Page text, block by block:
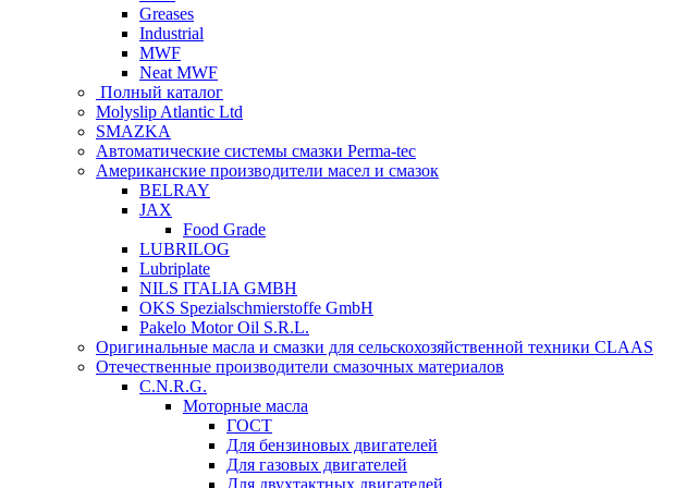
Greases
Industrial
MWF
Neat MWF
Полный каталог
Molyslip Atlantic Ltd
SMAZKA
Автоматические системы смазки Perma-tec
Американские производители масел и смазок
BELRAY
JAX
Food Grade
LUBRILOG
Lubriplate
NILS ITALIA GMBH
OKS Spezialschmierstoffe GmbH
Pakelo Motor Oil S.R.L.
Оригинальные масла и смазки для сельскохозяйственной техники CLAAS
Отечественные производители смазочных материалов
C.N.R.G.
Моторные масла
ГОСТ
Для бензиновых двигателей
Для газовых двигателей
Для двухтактных двигателей